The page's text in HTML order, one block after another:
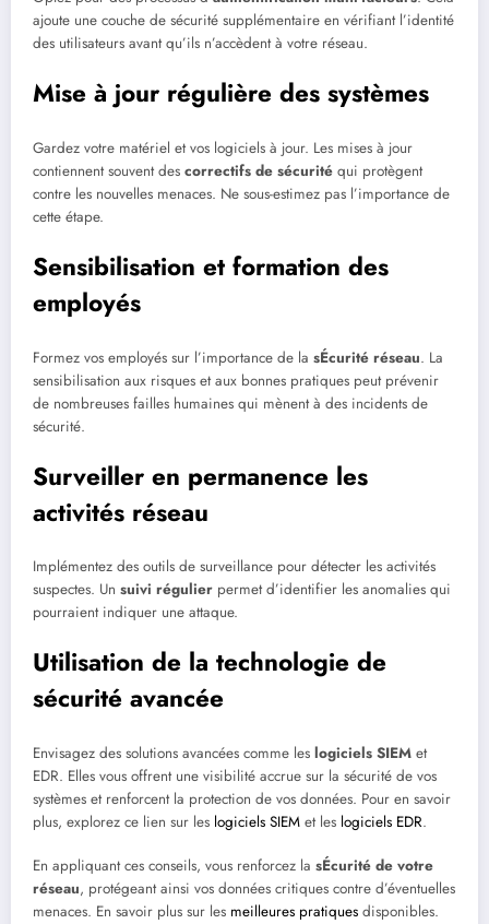
ajoute une couche de sécurité supplémentaire en vérifiant l’identité
des utilisateurs avant qu’ils n’accèdent à votre réseau.
Mise à jour régulière des systèmes
Gardez votre matériel et vos logiciels à jour. Les mises à jour
contiennent souvent des correctifs de sécurité qui protègent
contre les nouvelles menaces. Ne sous-estimez pas l’importance de
cette étape.
Sensibilisation et formation des
employés
Formez vos employés sur l’importance de la sÉcurité réseau. La
sensibilisation aux risques et aux bonnes pratiques peut prévenir
de nombreuses failles humaines qui mènent à des incidents de
sécurité.
Surveiller en permanence les
activités réseau
Implémentez des outils de surveillance pour détecter les activités
suspectes. Un suivi régulier permet d’identifier les anomalies qui
pourraient indiquer une attaque.
Utilisation de la technologie de
sécurité avancée
Envisagez des solutions avancées comme les logiciels SIEM et
EDR. Elles vous offrent une visibilité accrue sur la sécurité de vos
systèmes et renforcent la protection de vos données. Pour en savoir
plus, explorez ce lien sur les logiciels SIEM et les logiciels EDR.
En appliquant ces conseils, vous renforcez la sÉcurité de votre
réseau, protégeant ainsi vos données critiques contre d’éventuelles
menaces. En savoir plus sur les meilleures pratiques disponibles.